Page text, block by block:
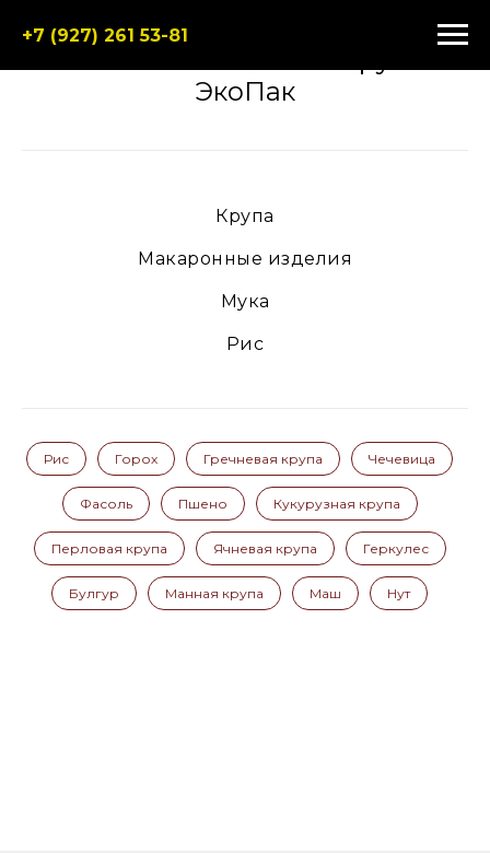
+7 (927) 261 53-81
ЭкоПак
Крупа
Макаронные изделия
Мука
Рис
Рис Горох Гречневая крупа Чечевица
Фасоль Пшено Кукурузная крупа
Перловая крупа Ячневая крупа Геркулес
Булгур Манная крупа Маш Нут